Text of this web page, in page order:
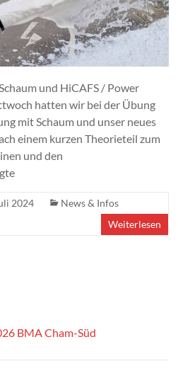
und HiCAFS / Power
hatten wir bei der Übung
mit Schaum und unser neues
einem kurzen Theorieteil zum
und den
2024
News & Infos
Weiterlesen
BMA Cham-Süd